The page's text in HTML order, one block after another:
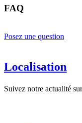
FAQ
Posez une question
Localisation
Suivez notre actualité